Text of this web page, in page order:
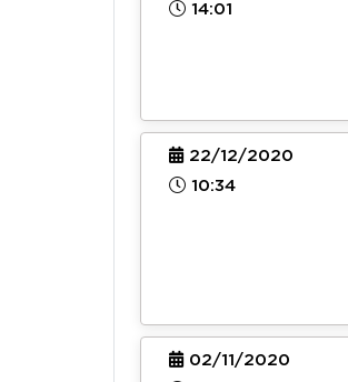
14:01
22/12/2020
10:34
02/11/2020